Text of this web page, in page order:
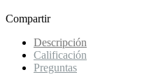
Compartir
Descripción
Calificación
Preguntas